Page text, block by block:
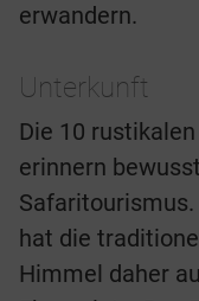
erwandern.
Unterkunft
Die 10
erinnern
hat die
Himmel daher